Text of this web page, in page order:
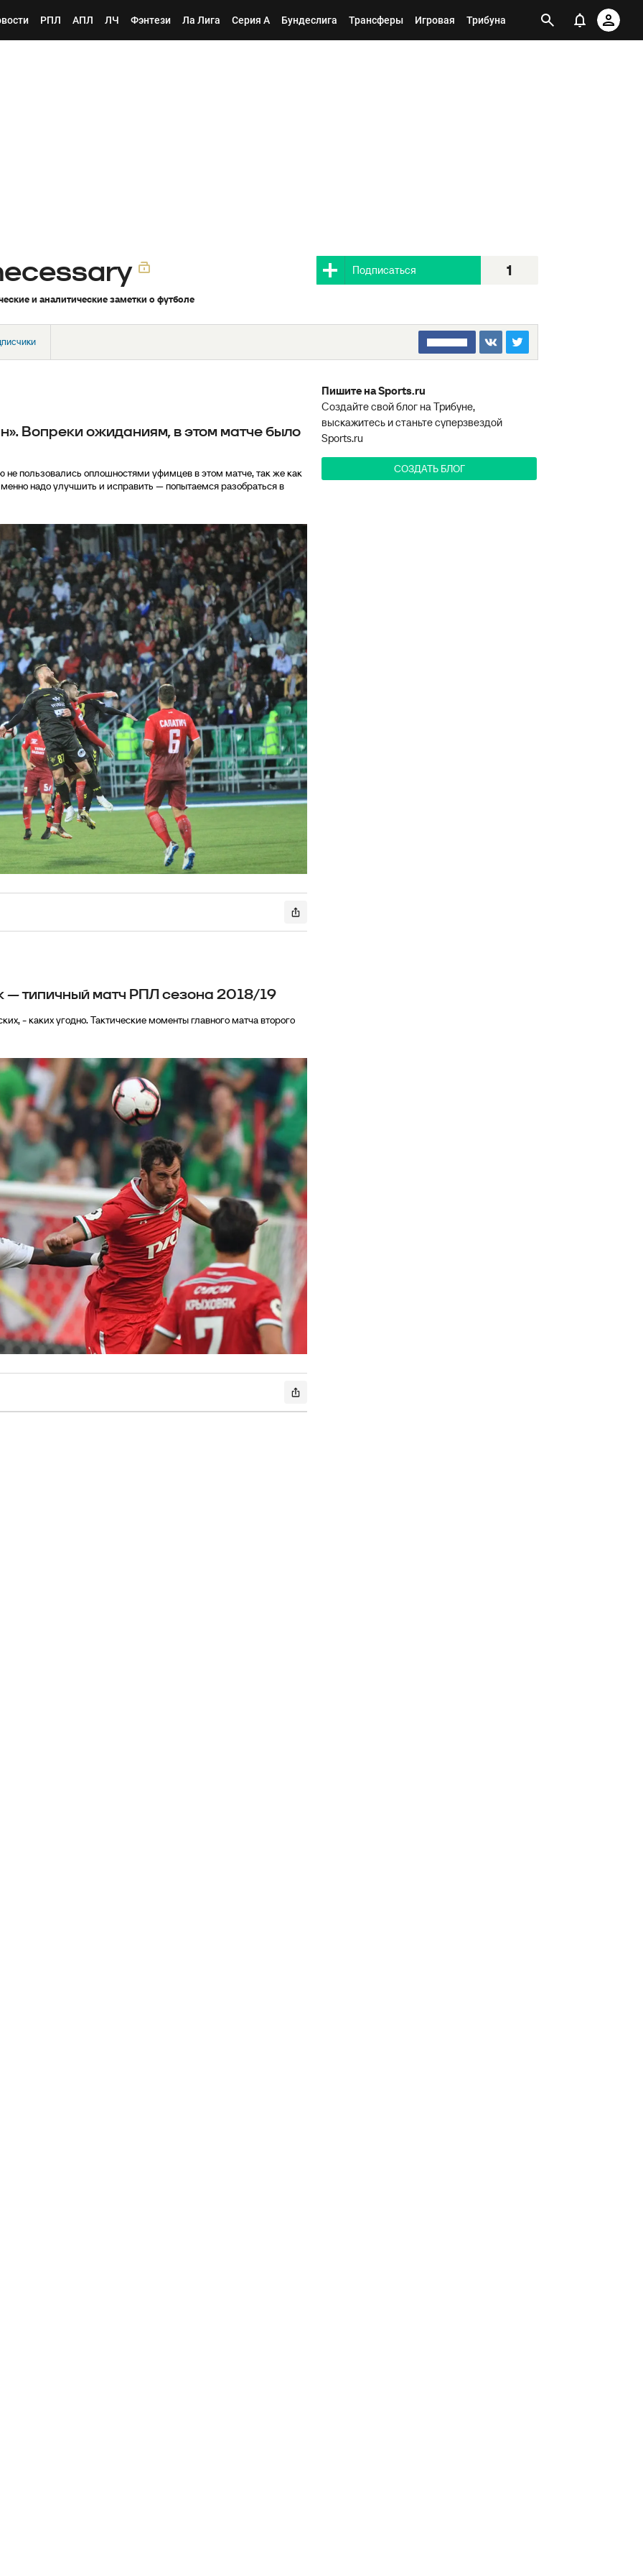
РПЛ АПЛ ЛЧ Фэнтези Ла Лига Серия А Бундеслига Трансферы Игровая Трибуна
и аналитические заметки о футболе
Подписаться 1
□□□□□□□□
Вопреки ожиданиям, в этом матче было
пользовались оплошностями уфимцев в этом матче, так же как
надо улучшить и исправить — попытаемся разобраться в
— типичный матч РПЛ сезона 2018/19
- каких угодно. Тактические моменты главного матча второго
Пишите на Sports.ru
Создайте свой блог на Трибуне,
выскажитесь и станьте суперзвездой
Sports.ru
СОЗДАТЬ БЛОГ